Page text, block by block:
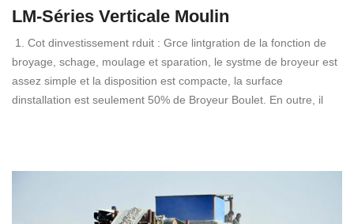
LM-Séries Verticale Moulin
1. Cot dinvestissement rduit : Grce lintgration de la fonction de
broyage, schage, moulage et sparation, le systme de broyeur est
assez simple et la disposition est compacte, la surface
dinstallation est seulement 50% de Broyeur Boulet. En outre, il